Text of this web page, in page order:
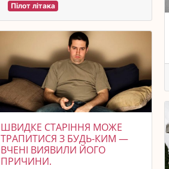
Пілот літака
ШВИДКЕ СТАРІННЯ МОЖЕ
ТРАПИТИСЯ З БУДЬ-КИМ —
ВЧЕНІ ВИЯВИЛИ ЙОГО
ПРИЧИНИ.